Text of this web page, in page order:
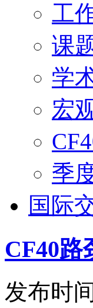
工
课
学
宏
季
国际
CF40路
发布时